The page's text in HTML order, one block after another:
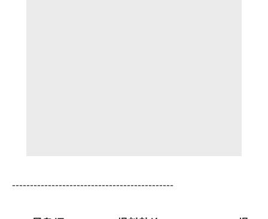
---------------------------------------------